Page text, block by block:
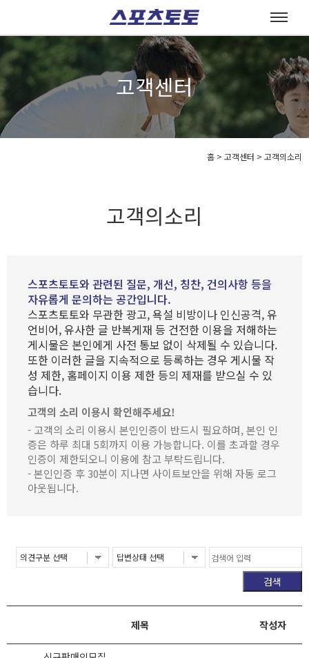
고객센터
홈 > 고객센터 > 고객의소리
고객의소리
스포츠토토와 관련된 질문, 개선, 칭찬, 건의사항 등을
자유롭게 문의하는 공간입니다.
스포츠토토와 무관한 광고, 욕설 비방이나 인신공격, 유
언비어, 유사한 글 반복게재 등 건전한 이용을 저해하는
게시물은 본인에게 사전 통보 없이 삭제될 수 있습니다.
또한 이러한 글을 지속적으로 등록하는 경우 게시물 작
성 제한, 홈페이지 이용 제한 등의 제재를 받으실 수 있
습니다.
고객의 소리 이용시 확인해주세요!
- 고객의 소리 이용시 본인인증이 반드시 필요하며, 본인 인
증은 하루 최대 5회까지 이용 가능합니다. 이를 초과할 경우
인증이 제한되오니 이용에 참고 부탁드립니다.
- 본인인증 후 30분이 지나면 사이트보안을 위해 자동 로그
아웃됩니다.
검색
제목 작성자